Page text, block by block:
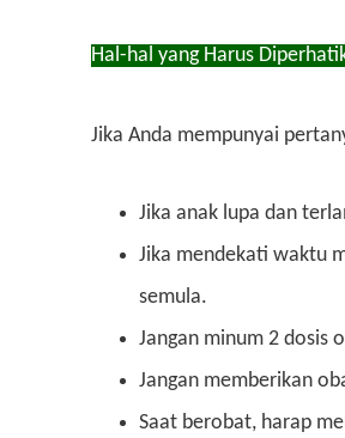
Hal-hal yang Harus
Jika Anda mempunyai
Jika anak lupa dan
Jika mendekati waktu
semula.
Jangan minum 2 dosis
Jangan memberikan
Saat berobat, harap